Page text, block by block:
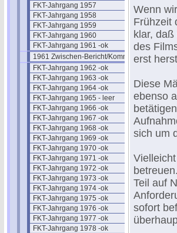
FKT-Jahrgang 1957
FKT-Jahrgang 1958
FKT-Jahrgang 1959
FKT-Jahrgang 1960
FKT-Jahrgang 1961 -ok
1961 Zwischen-Bericht/Kommentar
FKT-Jahrgang 1962 -ok
FKT-Jahrgang 1963 -ok
FKT-Jahrgang 1964 -ok
FKT-Jahrgang 1965 - leer
FKT-Jahrgang 1966 -ok
FKT-Jahrgang 1967 -ok
FKT-Jahrgang 1968 -ok
FKT-Jahrgang 1969 -ok
FKT-Jahrgang 1970 -ok
FKT-Jahrgang 1971 -ok
FKT-Jahrgang 1972 -ok
FKT-Jahrgang 1973 -ok
FKT-Jahrgang 1974 -ok
FKT-Jahrgang 1975 -ok
FKT-Jahrgang 1976 -ok
FKT-Jahrgang 1977 -ok
FKT-Jahrgang 1978 -ok
Wenn
Frühzeit
klar,
des
erst
Diese
ebenso
sich um
Teil auf
sofort